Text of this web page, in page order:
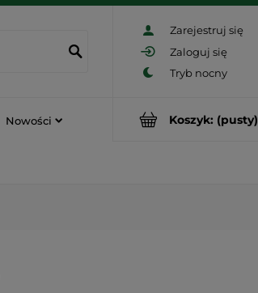
Zarejestruj się
Zaloguj się
Koszyk: (pusty)
Nowości